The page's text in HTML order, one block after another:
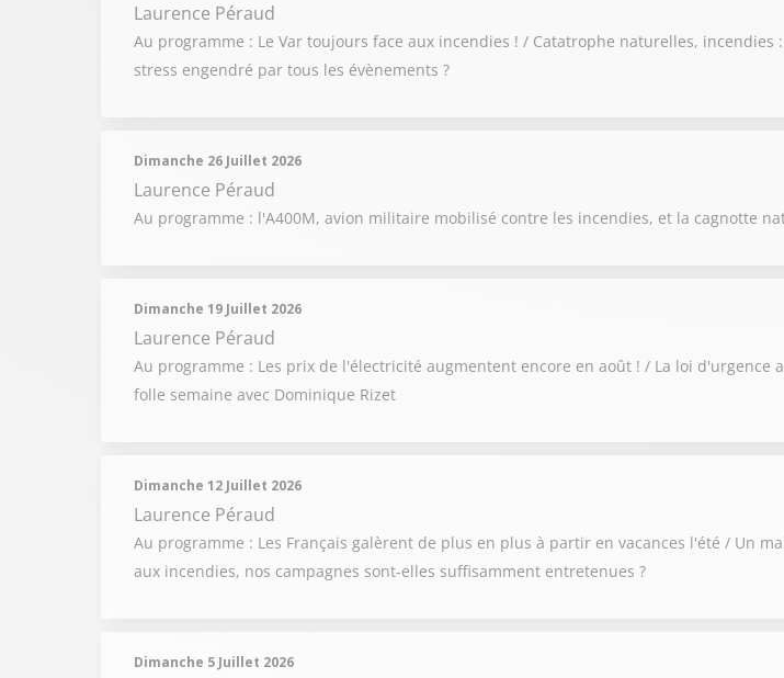
Laurence Péraud
Au programme : Le Var toujours face aux incendies ! / Catatrophe naturelles,
stress engendré par tous les évènements ?
Dimanche 26 Juillet 2026
Laurence Péraud
Au programme : l'A400M, avion militaire mobilisé contre les incendies, et la cagnotte
Dimanche 19 Juillet 2026
Laurence Péraud
Au programme : Les prix de l'électricité augmentent encore en août ! / La loi
folle semaine avec Dominique Rizet
Dimanche 12 Juillet 2026
Laurence Péraud
Au programme : Les Français galèrent de plus en plus à partir en vacances l'été / Un
aux incendies, nos campagnes sont-elles suffisamment entretenues ?
Dimanche 5 Juillet 2026